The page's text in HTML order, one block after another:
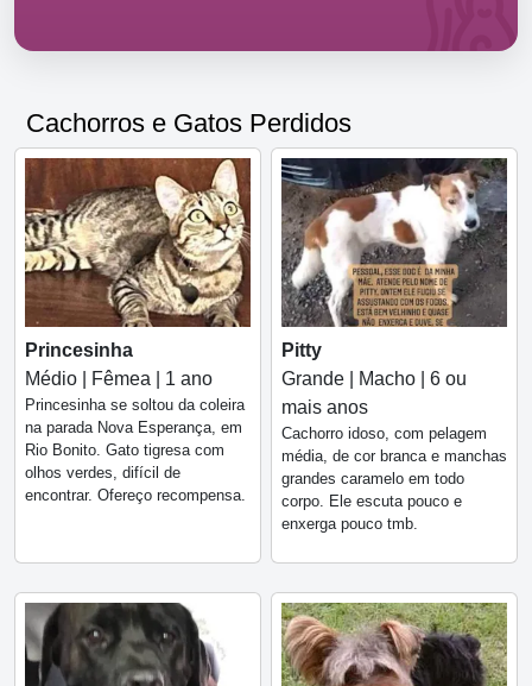
Cachorros e Gatos Perdidos
Princesinha
Médio | Fêmea | 1 ano
Princesinha se soltou da coleira
na parada Nova Esperança, em
Rio Bonito. Gato tigresa com
olhos verdes, difícil de
encontrar. Ofereço recompensa.
Pitty
Grande | Macho | 6 ou
mais anos
Cachorro idoso, com pelagem
média, de cor branca e manchas
grandes caramelo em todo
corpo. Ele escuta pouco e
enxerga pouco tmb.